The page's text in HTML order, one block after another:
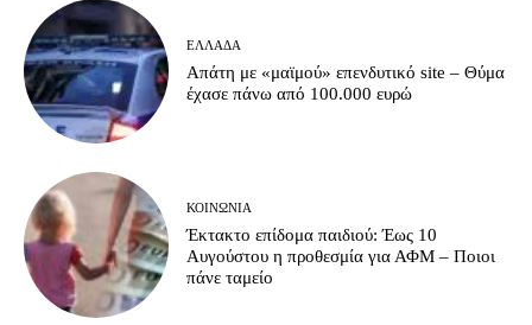
ΕΛΛΆΔΑ
Απάτη με «μαϊμού» επενδυτικό site – Θύμα
έχασε πάνω από 100.000 ευρώ
ΚΟΙΝΩΝΊΑ
Έκτακτο επίδομα παιδιού: Έως 10
Αυγούστου η προθεσμία για ΑΦΜ – Ποιοι
πάνε ταμείο